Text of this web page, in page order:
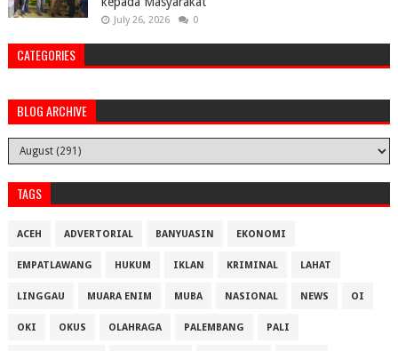
July 26, 2026 0
CATEGORIES
BLOG ARCHIVE
TAGS
ACEH ADVERTORIAL BANYUASIN EKONOMI
EMPATLAWANG HUKUM IKLAN KRIMINAL LAHAT
LINGGAU MUARA ENIM MUBA NASIONAL NEWS OI
OKI OKUS OLAHRAGA PALEMBANG PALI